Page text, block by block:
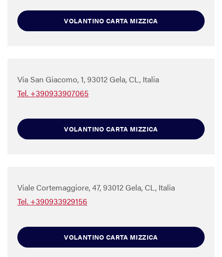
VOLANTINO CARTA MIZZICA
Via San Giacomo, 1, 93012 Gela, CL, Italia
Tel. +390933907065
VOLANTINO CARTA MIZZICA
Viale Cortemaggiore, 47, 93012 Gela, CL, Italia
Tel. +390933929156
VOLANTINO CARTA MIZZICA